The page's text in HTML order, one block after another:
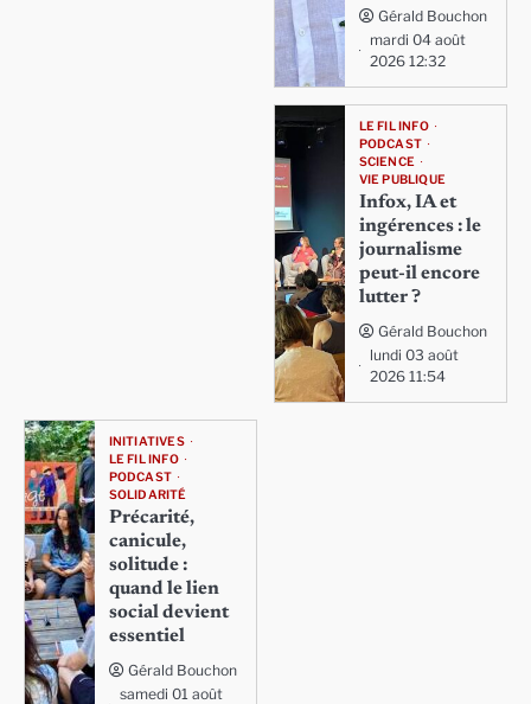
Gérald Bouchon
mardi 04 août
2026 12:32
LE FIL INFO
PODCAST
SCIENCE
VIE PUBLIQUE
Infox, IA et
ingérences : le
journalisme
peut-il encore
lutter ?
Gérald Bouchon
lundi 03 août
2026 11:54
INITIATIVES
LE FIL INFO
PODCAST
SOLIDARITÉ
Précarité,
canicule,
solitude :
quand le lien
social devient
essentiel
Gérald Bouchon
samedi 01 août